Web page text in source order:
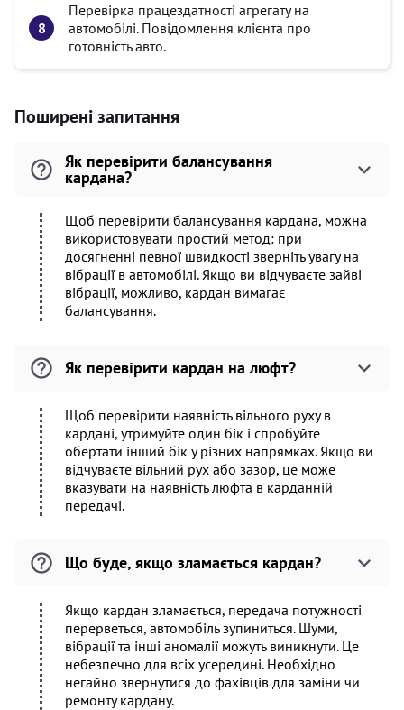
Перевірка працездатності агрегату на
автомобілі. Повідомлення клієнта про
готовність авто.
Поширені запитання
Як перевірити балансування
кардана?
Щоб перевірити балансування кардана, можна
використовувати простий метод: при
досягненні певної швидкості зверніть увагу на
вібрації в автомобілі. Якщо ви відчуваєте зайві
вібрації, можливо, кардан вимагає
балансування.
Як перевірити кардан на люфт?
Щоб перевірити наявність вільного руху в
кардані, утримуйте один бік і спробуйте
обертати інший бік у різних напрямках. Якщо ви
відчуваєте вільний рух або зазор, це може
вказувати на наявність люфта в карданній
передачі.
Що буде, якщо зламається кардан?
Якщо кардан зламається, передача потужності
перерветься, автомобіль зупиниться. Шуми,
вібрації та інші аномалії можуть виникнути. Це
небезпечно для всіх усередині. Необхідно
негайно звернутися до фахівців для заміни чи
ремонту кардану.